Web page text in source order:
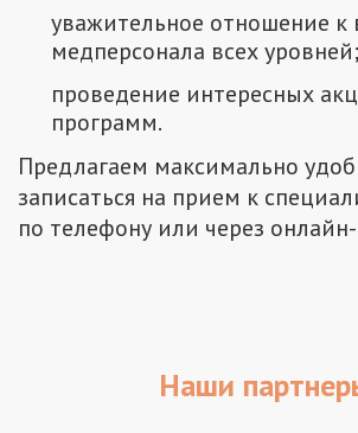
уважительное отношение к
медперсонала всех уровней;
проведение интересных
программ.
Предлагаем максимально
записаться на прием к
по телефону или через
Наши